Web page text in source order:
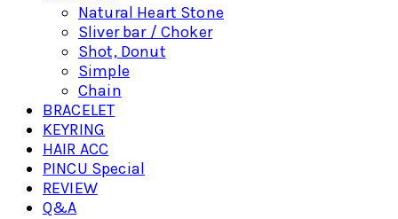
Natural Heart Stone
Sliver bar / Choker
Shot, Donut
Simple
Chain
BRACELET
KEYRING
HAIR ACC
PINCU Special
REVIEW
Q&A